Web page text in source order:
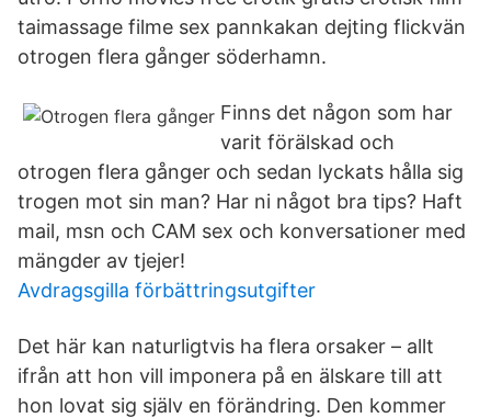
taimassage filme sex pannkakan dejting flickvän
otrogen flera gånger söderhamn.
Finns det någon som har
varit förälskad och
otrogen flera gånger och sedan lyckats hålla sig
trogen mot sin man? Har ni något bra tips? Haft
mail, msn och CAM sex och konversationer med
mängder av tjejer!
Avdragsgilla förbättringsutgifter
Det här kan naturligtvis ha flera orsaker – allt
ifrån att hon vill imponera på en älskare till att
hon lovat sig själv en förändring. Den kommer